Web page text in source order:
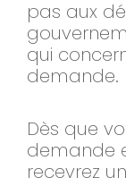
pas aux
qui
demande.
Dès que
demande
recevrez